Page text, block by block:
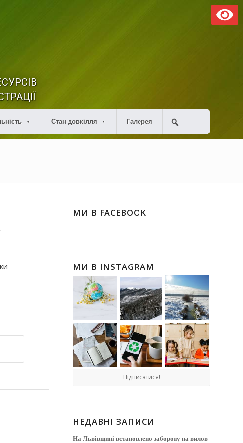
Стан довкілля Галерея
МИ В FACEBOOK
МИ В INSTAGRAM
Підписатися!
НЕДАВНІ ЗАПИСИ
На Львівщині встановлено заборону на вилов